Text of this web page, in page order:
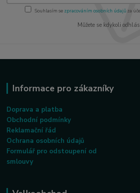
Souhlasím se zpracováním osobních údajůza
Můžete se kdykoli
Informace pro zákazníky
Doprava a platba
Obchodní podmínky
Reklamační řád
Ochrana osobních údajů
Formulář pro odstoupení od
smlouvy